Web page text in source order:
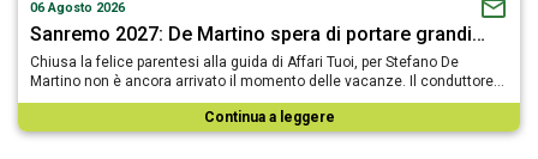
06 Agosto 2026
Sanremo 2027: De Martino spera di portare grandi…
Chiusa la felice parentesi alla guida di Affari Tuoi, per Stefano De
Martino non è ancora arrivato il momento delle vacanze. Il conduttore…
Continua a leggere